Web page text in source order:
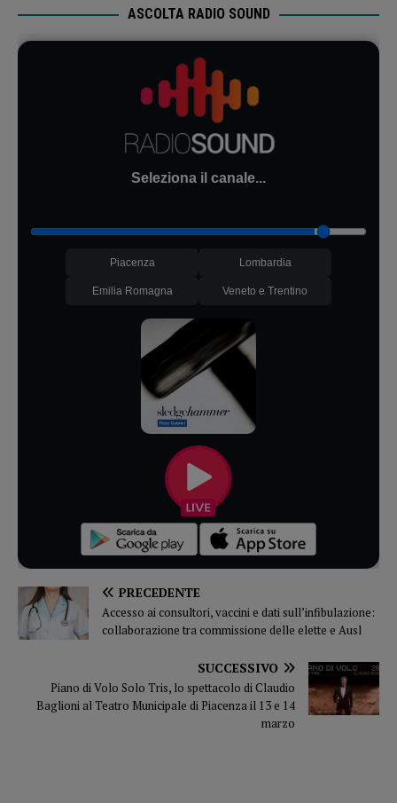
ASCOLTA RADIO SOUND
Seleziona il canale...
Piacenza Lombardia
Emilia Romagna Veneto e Trentino
PRECEDENTE
Accesso ai consultori, vaccini e dati sull’infibulazione:
collaborazione tra commissione delle elette e Ausl
SUCCESSIVO
Piano di Volo Solo Tris, lo spettacolo di Claudio
Baglioni al Teatro Municipale di Piacenza il 13 e 14
marzo